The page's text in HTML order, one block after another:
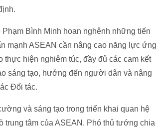
Bình Minh hoan nghênh những tiến
mạnh ASEAN cần nâng cao năng lực ứng
hiện nghiêm túc, đầy đủ các cam kết
sáng tạo, hướng đến người dân và nâng
Đối tác.
và sáng tạo trong triển khai quan hệ
trung tâm của ASEAN. Phó thủ tướng chia